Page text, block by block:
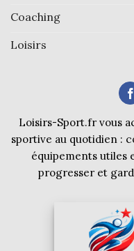
Coaching
Loisirs
Loisirs-Sport.fr vous
sportive au quotidien :
équipements utiles
progresser et